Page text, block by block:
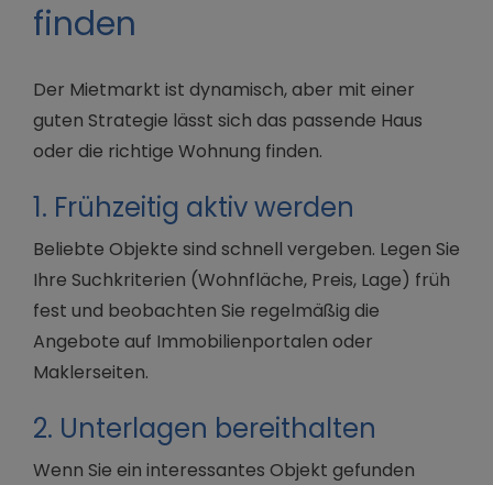
finden
Der Mietmarkt ist dynamisch, aber mit einer
guten Strategie lässt sich das passende Haus
oder die richtige Wohnung finden.
1. Frühzeitig aktiv werden
Beliebte Objekte sind schnell vergeben. Legen Sie
Ihre Suchkriterien (Wohnfläche, Preis, Lage) früh
fest und beobachten Sie regelmäßig die
Angebote auf Immobilienportalen oder
Maklerseiten.
2. Unterlagen bereithalten
Wenn Sie ein interessantes Objekt gefunden